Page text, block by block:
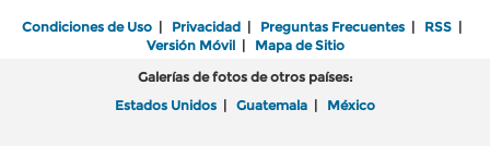
Condiciones de Uso | Privacidad | Preguntas Frecuentes | RSS |
Versión Móvil| Mapa de Sitio
Galerías de fotos de otros países:
Estados Unidos | Guatemala | México